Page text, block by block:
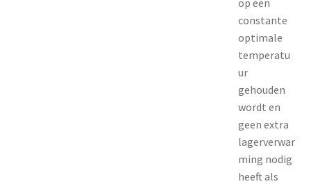
constante
optimale
temperatu
ur
gehouden
wordt en
geen extra
lagerverwar
ming nodig
heeft als